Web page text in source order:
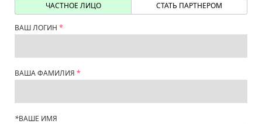
ЧАСТНОЕ ЛИЦО СТАТЬ ПАРТНЕРОМ
ВАШ ЛОГИН
ВАША ФАМИЛИЯ
*ВАШЕ ИМЯ